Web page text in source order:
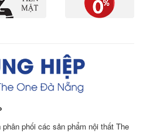
phối các sản phẩm nội thất The